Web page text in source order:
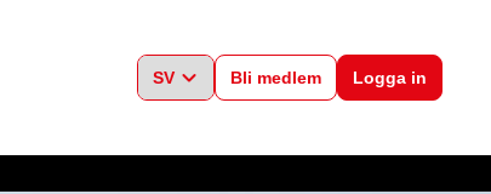
Bli medlem Logga in